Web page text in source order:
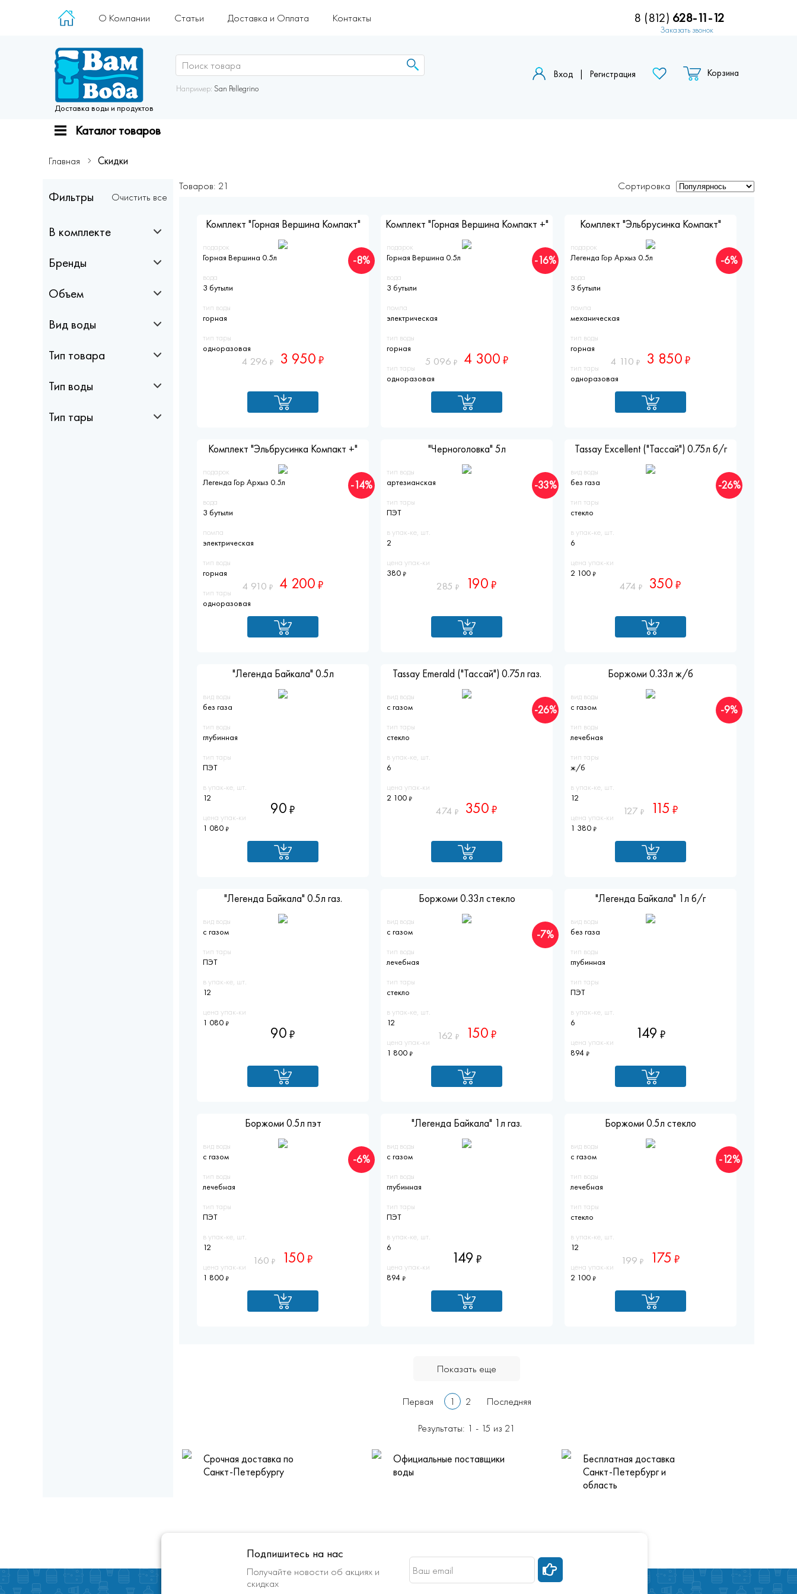
О Компании Статьи Доставка и Оплата Контакты 8 (812) 628-11-12
Заказать звонок
Доставка воды и продуктов
Например: San Pellegrino
Вход | Регистрация
Каталог товаров
Главная Скидки
Фильтры Очистить все
В комплекте
Бренды
Объем
Вид воды
Тип товара
Тип воды
Тип тары
Товаров: 21 Сортировка
Комплект "Горная Вершина Компакт"
подарок
Горная Вершина 0.5л
вода
3 бутыли
тип воды
горная
тип тары
одноразовая
4 296 3 950
-8%
Комплект "Горная Вершина Компакт +"
подарок
Горная Вершина 0.5л
вода
3 бутыли
помпа
электрическая
тип воды
горная
тип тары
одноразовая
5 096 4 300
-16%
Комплект "Эльбрусинка Компакт"
подарок
Легенда Гор Архыз 0.5л
вода
3 бутыли
помпа
механическая
тип воды
горная
тип тары
одноразовая
4 110 3 850
-6%
Комплект "Эльбрусинка Компакт +"
подарок
Легенда Гор Архыз 0.5л
вода
3 бутыли
помпа
электрическая
тип воды
горная
тип тары
одноразовая
4 910 4 200
-14%
"Черноголовка" 5л
тип воды
артезианская
тип тары
ПЭТ
в упак-ке, шт.
2
цена упак-ки
380
285 190
-33%
Tassay Excellent ("Тассай") 0.75л б/г
вид воды
без газа
тип тары
стекло
в упак-ке, шт.
6
цена упак-ки
2 100
474 350
-26%
"Легенда Байкала" 0.5л
вид воды
без газа
тип воды
глубинная
тип тары
ПЭТ
в упак-ке, шт.
12
цена упак-ки
1 080
90
Tassay Emerald ("Тассай") 0.75л газ.
вид воды
с газом
тип тары
стекло
в упак-ке, шт.
6
цена упак-ки
2 100
474 350
-26%
Боржоми 0.33л ж/б
вид воды
с газом
тип воды
лечебная
тип тары
ж/б
в упак-ке, шт.
12
цена упак-ки
1 380
127 115
-9%
"Легенда Байкала" 0.5л газ.
вид воды
с газом
тип тары
ПЭТ
в упак-ке, шт.
12
цена упак-ки
1 080
90
Боржоми 0.33л стекло
вид воды
с газом
тип воды
лечебная
тип тары
стекло
в упак-ке, шт.
12
цена упак-ки
1 800
162 150
-7%
"Легенда Байкала" 1л б/г
вид воды
без газа
тип воды
глубинная
тип тары
ПЭТ
в упак-ке, шт.
6
цена упак-ки
894
149
Боржоми 0.5л пэт
вид воды
с газом
тип воды
лечебная
тип тары
ПЭТ
в упак-ке, шт.
12
цена упак-ки
1 800
160 150
-6%
"Легенда Байкала" 1л газ.
вид воды
с газом
тип воды
глубинная
тип тары
ПЭТ
в упак-ке, шт.
6
цена упак-ки
894
149
Боржоми 0.5л стекло
вид воды
с газом
тип воды
лечебная
тип тары
стекло
в упак-ке, шт.
12
цена упак-ки
2 100
199 175
-12%
Показать еще
Первая 1 2 Последняя
Результаты: 1 - 15 из 21
Срочная доставка по
Санкт-Петербургу
Официальные поставщики
воды
Бесплатная доставка
Санкт-Петербург и
область
Подпишитесь на нас
Получайте новости об акциях и
скидках